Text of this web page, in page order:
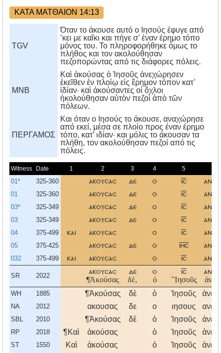
ΚΑΤΑ ΜΑΤΘΑΙΟΝ 14:13
TGV
Όταν το άκουσε αυτό ο Ιησούς έφυγε από
’κει με καΐκι και πήγε σ’ έναν έρημο τόπο
μόνος του. Το πληροφορήθηκε όμως το
πλήθος και τον ακολούθησαν
πεζοπορώντας από τις διάφορες πόλεις.
MNB
Καὶ ἀκούσας ὁ Ἰησοῦς ἀνεχώρησεν
ἐκεῖθεν ἐν πλοίῳ εἰς ἔρημον τόπον κατ᾿
ἰδίαν· καὶ ἀκούσαντες οἱ ὄχλοι
ἠκολούθησαν αὐτὸν πεζοὶ ἀπὸ τῶν
πόλεων.
ΠΕΡΓΑΜΟΣ
Kαι όταν ο Iησούς το άκουσε, αναχώρησε
από εκεί, μέσα σε πλοίο προς έναν έρημο
τόπο, κατ’ ιδίαν· και μόλις το άκουσαν τα
πλήθη, τον ακολούθησαν πεζοί από τις
πόλεις.
Witness Date 1 2 3 4 5
01* 325-360 ακουσασ δε ο ισ
01 325-360 ακουσασ δε ο ισ
03* 325-349 ακουσασ δε ο ισ
03 325-349 ακουσασ δε ο ισ
04 375-499 και ακουσασ ο ισ
05 375-425 ακουσασ δε ο ιησ
032 375-499 και ακουσασ ο ισ
SR 2022
ακουσασ
¶Ἀκούσας
δε
δὲ,
ο
ὁ
ισ
˚Ἰησοῦς
WH 1885 ¶Ἀκούσας δὲ ὁ Ἰησοῦς
NA 2012 ακουσας δε ο ιησους
SBL 2010 ¶Ἀκούσας δὲ ὁ Ἰησοῦς
RP 2018 ¶Καὶ ἀκούσας ὁ Ἰησοῦς
ST 1550 Καὶ ἀκούσας ὁ Ἰησοῦς